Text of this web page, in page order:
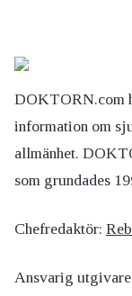
DOKTORN.com
information om
allmänhet.
som grundades
Chefredaktör:
Ansvarig